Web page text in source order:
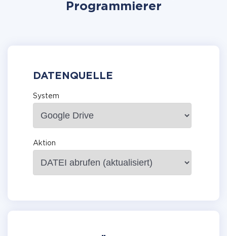
Programmierer
DATENQUELLE
System
Aktion